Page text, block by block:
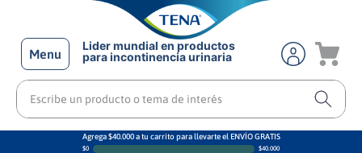
Menu
Lider mundial en productos
para incontinencia urinaria
Escribe un producto o tema de interés
Agrega $40.000 a tu carrito para llevarte el ENVÍO GRATIS
$0 $40.000